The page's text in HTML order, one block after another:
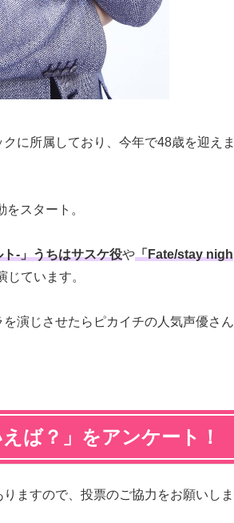
に所属しており、今年で48歳を迎えま
スタート。
-」うちはサスケ役や「Fate/stay nigh
ています。
演じさせたらピカイチの人気声優さん
ば？」をアンケート！
ますので、投票のご協力をお願いしま